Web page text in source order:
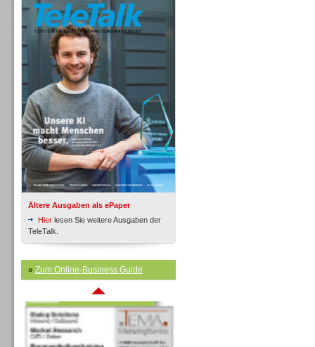
Ältere Ausgaben als ePaper
Hier lesen Sie weitere Ausgaben der
TeleTalk.
» Zum Online-Business Guide
Inbound
Inbound